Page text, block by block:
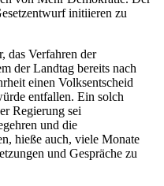
initiieren zu
das Verfahren der
der Landtag bereits nach
einen Volksentscheid
entfallen. Ein solch
Regierung sei
und die
hieße auch, viele Monate
und Gespräche zu